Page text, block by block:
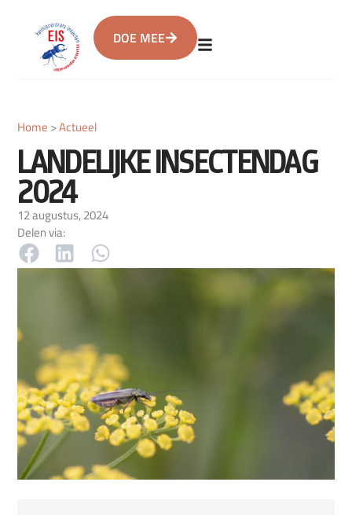
DOE MEE
Home >Actueel
LANDELIJKE INSECTENDAG
2024
12 augustus, 2024
Delen via: